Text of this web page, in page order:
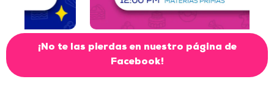
¡No te las pierdas en nuestro página de
Facebook!